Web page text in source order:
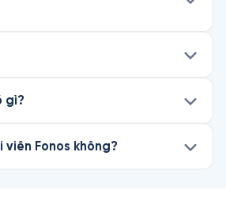
gì?
viên Fonos không?